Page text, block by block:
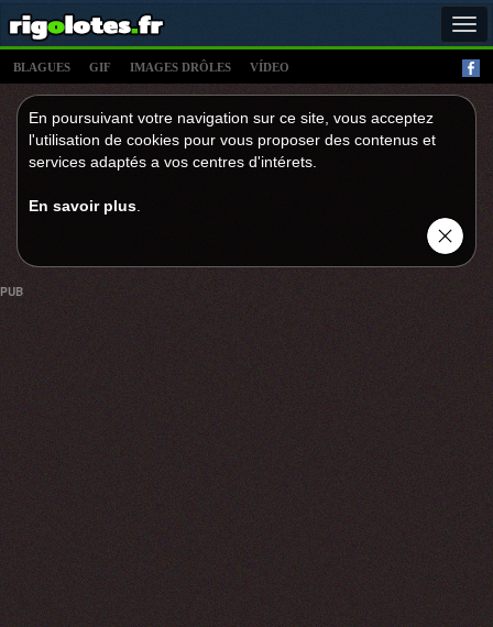
BLAGUES GIF IMAGES DRÔLES VÍDEO
En poursuivant votre navigation sur ce site, vous acceptez
l'utilisation de cookies pour vous proposer des contenus et
services adaptés a vos centres d'intérets.
En savoir plus
PUB